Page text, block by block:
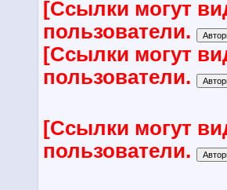
[Ссылки могут
пользователи.
[Ссылки могут
пользователи.
[Ссылки могут
пользователи.